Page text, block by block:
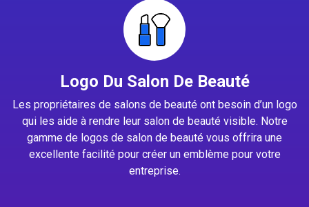
Logo Du Salon De Beauté
Les propriétaires de salons de beauté ont besoin d’un logo
qui les aide à rendre leur salon de beauté visible. Notre
gamme de logos de salon de beauté vous offrira une
excellente facilité pour créer un emblème pour votre
entreprise.